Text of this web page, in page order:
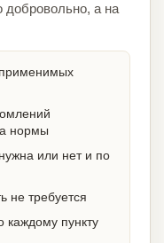
добровольно, а на
нормы
или нет и по
не требуется
каждому пункту